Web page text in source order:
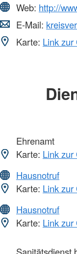
Web: http://
E-Mail:
Karte: Link zur
Ehrenamt
Karte: Link zur
Hausnotruf
Karte: Link zur
Hausnotruf
Karte: Link zur